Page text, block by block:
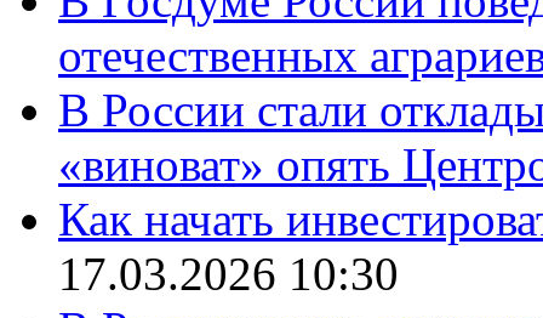
отечественных
В России стали
«виноват» опять
Как начать
17.03.2026 10:30